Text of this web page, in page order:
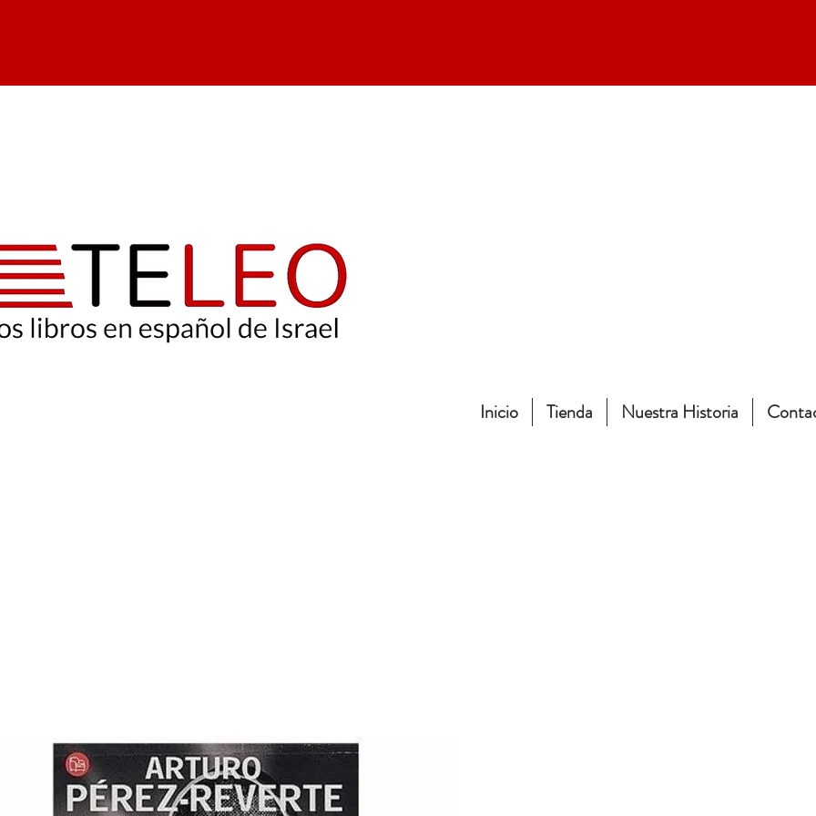
Inicio Tienda Nuestra Historia